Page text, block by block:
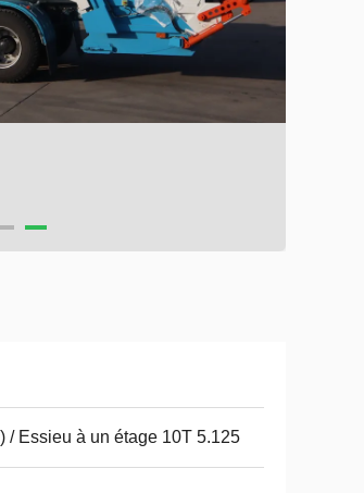
/ Essieu à un étage 10T 5.125